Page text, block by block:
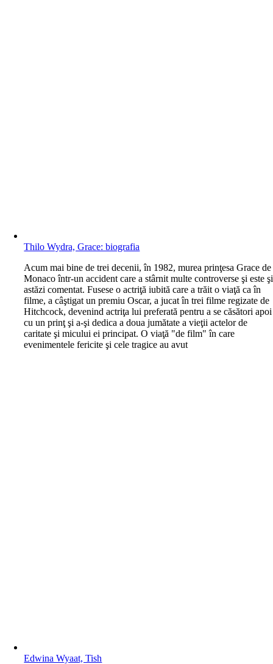
Thilo Wydra, Grace: biografia
Acum mai bine de trei decenii, în 1982, murea prinţesa Grace de
Monaco într-un accident care a stârnit multe controverse şi este şi
astăzi comentat. Fusese o actriţă iubită care a trăit o viaţă ca în
filme, a câştigat un premiu Oscar, a jucat în trei filme regizate de
Hitchcock, devenind actriţa lui preferată pentru a se căsători apoi
cu un prinţ şi a-şi dedica a doua jumătate a vieţii actelor de
caritate şi micului ei principat. O viaţă "de film" în care
evenimentele fericite şi cele tragice au avut
Edwina Wyaat, Tish